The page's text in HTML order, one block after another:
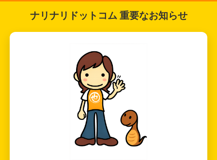
ナリナリドットコム 重要なお知らせ